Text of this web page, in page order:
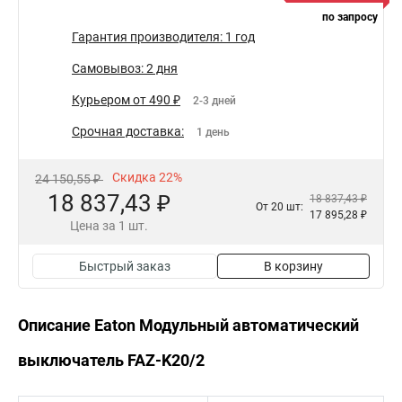
по запросу
Гарантия производителя: 1 год
Самовывоз: 2 дня
Курьером от 490 ₽ 2-3 дней
Срочная доставка: 1 день
24 150,55 ₽ Скидка 22%
18 837,43 ₽
Цена за 1 шт.
От 20 шт:
18 837,43 ₽
17 895,28 ₽
Быстрый заказ В корзину
Описание Eaton Модульный автоматический
выключатель FAZ-K20/2